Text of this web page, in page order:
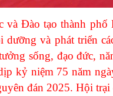
Đào tạo thành phố
dưỡng và phát triển
sống, đạo đức,
kỷ niệm 75 năm
đán 2025. Hội